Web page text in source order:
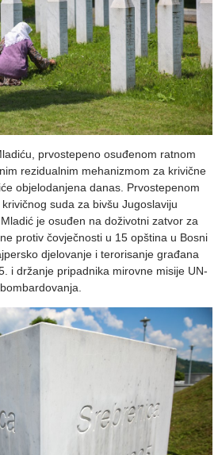
prvostepeno osuđenom ratnom
rezidualnim mehanizmom za krivične
objelodanjena danas. Prvostepenom
suda za bivšu Jugoslaviju
je osuđen na doživotni zatvor za
protiv čovječnosti u 15 opština u Bosni
djelovanje i terorisanje građana
i držanje pripadnika mirovne misije UN-